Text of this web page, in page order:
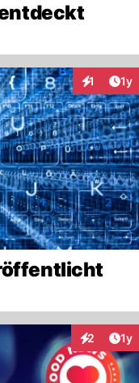
1 1y
2 1y